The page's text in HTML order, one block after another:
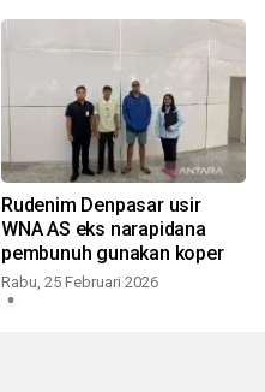
Rudenim Denpasar usir
WNA AS eks narapidana
pembunuh gunakan koper
Rabu, 25 Februari 2026